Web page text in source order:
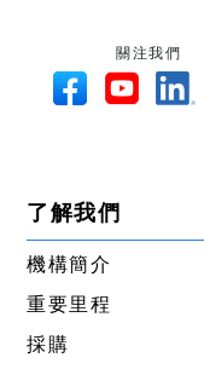
關注我們
了解我們
機構簡介
重要里程
採購